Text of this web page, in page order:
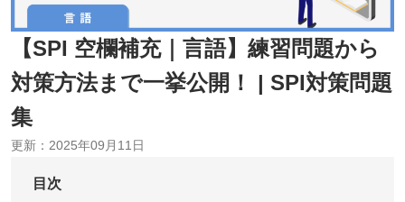
【SPI 空欄補充｜言語】練習問題から
対策方法まで一挙公開！ | SPI対策問題
集
更新： 2025年09月11日
目次